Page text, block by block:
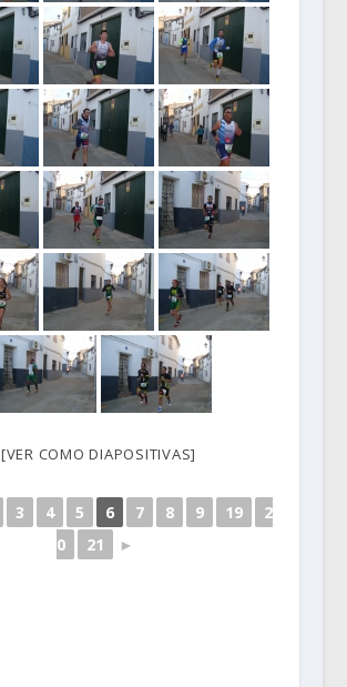
[VER COMO DIAPOSITIVAS]
3 4 5 6 7 8 9 19
2
0
21 ►